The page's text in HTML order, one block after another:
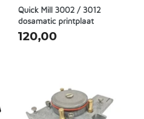
Quick Mill 3002 / 3012
dosamatic printplaat
120,00